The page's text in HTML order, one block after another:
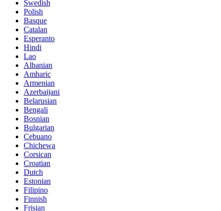
Swedish
Polish
Basque
Catalan
Esperanto
Hindi
Lao
Albanian
Amharic
Armenian
Azerbaijani
Belarusian
Bengali
Bosnian
Bulgarian
Cebuano
Chichewa
Corsican
Croatian
Dutch
Estonian
Filipino
Finnish
Frisian